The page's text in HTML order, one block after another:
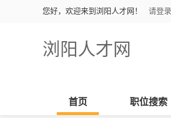
您好，欢迎来到浏阳人才网！ 请登录
浏阳人才网
首页 职位搜索